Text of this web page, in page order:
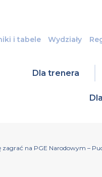
i tabele Wydziały
Dla trenera
zagrać na PGE Narodowym –